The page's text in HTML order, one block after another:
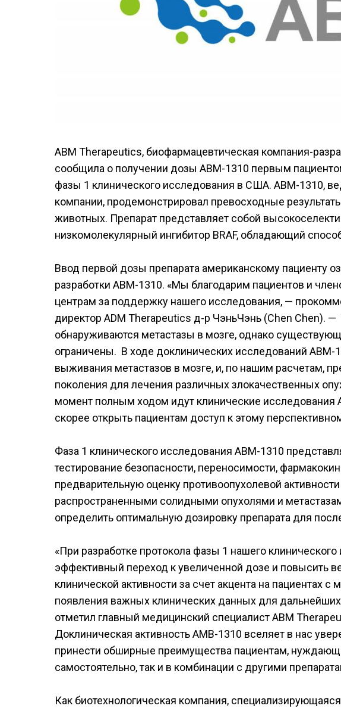
ABM Therapeutics, биофармацевтическая компания-
сообщила о получении дозы ABM-1310 первым
фазы 1 клинического исследования в США. ABM-1310,
компании, продемонстрировал превосходные
животных. Препарат представляет собой
низкомолекулярный ингибитор BRAF, обладающий
Ввод первой дозы препарата американскому пациенту
разработки ABM-1310. «Мы благодарим пациентов и
центрам за поддержку нашего исследования, —
директор ADM Therapeutics д-р ЧэньЧэнь (Chen Chen). —
обнаруживаются метастазы в мозге, однако
ограничены. В ходе доклинических исследований
выживания метастазов в мозге, и, по нашим расчетам,
поколения для лечения различных злокачественных
момент полным ходом идут клинические
скорее открыть пациентам доступ к этому
Фаза 1 клинического исследования ABM-1310
тестирование безопасности, переносимости,
предварительную оценку противоопухолевой
распространенными солидными опухолями и
определить оптимальную дозировку препарата для
«При разработке протокола фазы 1 нашего
эффективный переход к увеличенной дозе и повысить
клинической активности за счет акцента на пациентах
появления важных клинических данных для дальнейших
отметил главный медицинский специалист ABM
Доклиническая активность AMB-1310 вселяет в нас
принести обширные преимущества пациентам,
самостоятельно, так и в комбинации с другими
Как биотехнологическая компания,